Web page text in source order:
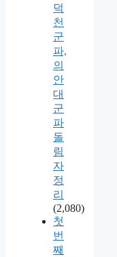
덕
천
군
파,
의
안
대
군
파
돌
림
자
정
리
(2,080)
첫
번
째